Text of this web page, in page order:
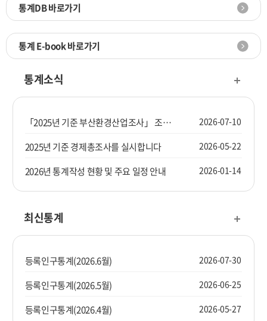
통계DB 바로가기
통계 E-book 바로가기
통계소식
「2025년 기준 부산환경산업조사」 조사요원을 모집합니다. 2026-07-10
2025년 기준 경제총조사를 실시합니다 2026-05-22
2026년 통계작성 현황 및 주요 일정 안내 2026-01-14
최신통계
등록인구통계(2026.6월) 2026-07-30
등록인구통계(2026.5월) 2026-06-25
등록인구통계(2026.4월) 2026-05-27